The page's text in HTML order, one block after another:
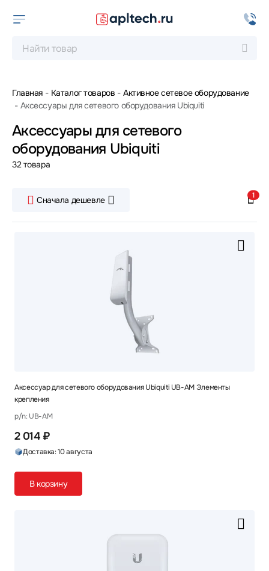
Главная Каталог товаров
Активное сетевое оборудование
Аксессуары для сетевого оборудования Ubiquiti
Аксессуары для сетевого
оборудования Ubiquiti
32 товара
Сначала дешевле 1
Аксессуар для сетевого оборудования Ubiquiti UB-AM Элементы
крепления
p/n: UB-AM
2 014 ₽
Доставка: 10 августа
В корзину